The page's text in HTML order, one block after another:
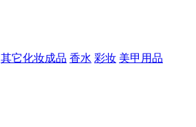
其它化妆成品 香水 彩妆 美甲用品